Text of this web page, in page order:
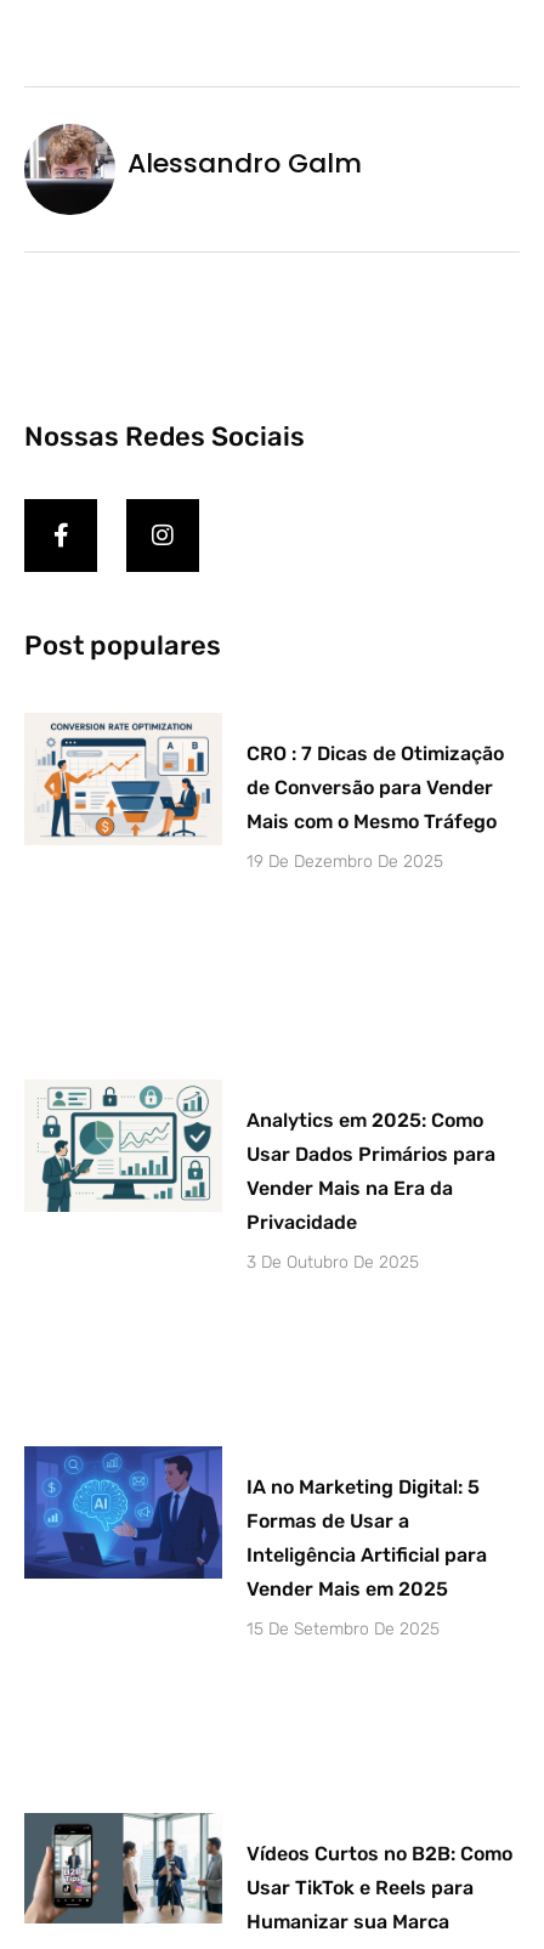
Alessandro Galm
Nossas Redes Sociais
Post populares
CRO : 7 Dicas de Otimização
de Conversão para Vender
Mais com o Mesmo Tráfego
19 De Dezembro De 2025
Analytics em 2025: Como
Usar Dados Primários para
Vender Mais na Era da
Privacidade
3 De Outubro De 2025
IA no Marketing Digital: 5
Formas de Usar a
Inteligência Artificial para
Vender Mais em 2025
15 De Setembro De 2025
Vídeos Curtos no B2B: Como
Usar TikTok e Reels para
Humanizar sua Marca